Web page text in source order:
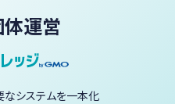
体運営
なシステムを一本化